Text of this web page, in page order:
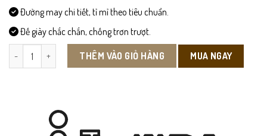
Đường may chi tiết, tỉ mỉ theo tiêu chuẩn.
Đế giày chắc chắn, chống trơn trượt.
DEP103 - Dép Sandal Da Bò Nam số lượng
THÊM VÀO GIỎ HÀNG MUA NGAY